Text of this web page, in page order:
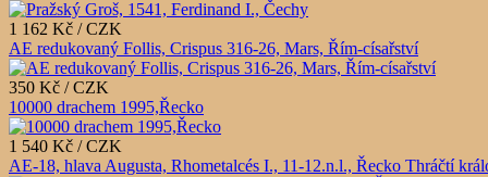
1 162 Kč / CZK
AE redukovaný Follis, Crispus 316-26, Mars, Řím-císařství
350 Kč / CZK
10000 drachem 1995,Řecko
1 540 Kč / CZK
AE-18, hlava Augusta, Rhometalcés I., 11-12.n.l., Řecko Thráčtí